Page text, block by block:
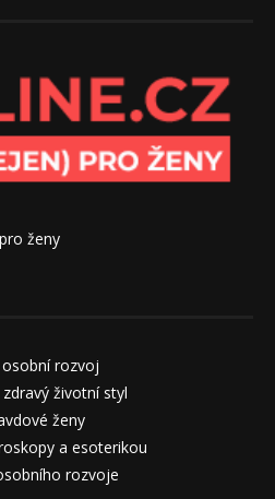
ženy
osobní rozvoj
životní styl
ženy
a esoterikou
rozvoje